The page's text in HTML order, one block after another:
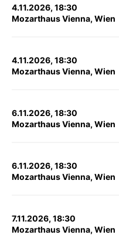
4.11.2026, 18:30
Mozarthaus Vienna, Wien
4.11.2026, 18:30
Mozarthaus Vienna, Wien
6.11.2026, 18:30
Mozarthaus Vienna, Wien
6.11.2026, 18:30
Mozarthaus Vienna, Wien
7.11.2026, 18:30
Mozarthaus Vienna, Wien